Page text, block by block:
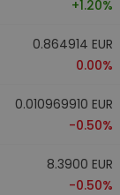
+1.20%
0.864914 EUR
0.00%
0.010969910 EUR
-0.50%
8.3900 EUR
-0.50%